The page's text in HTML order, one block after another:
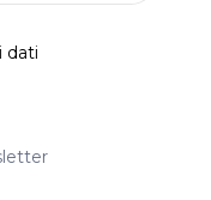
dati